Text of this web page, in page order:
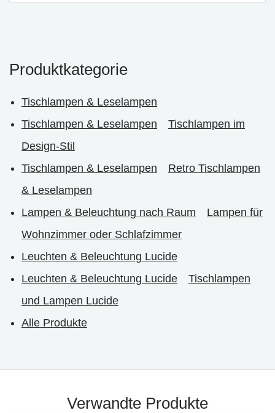
Produktkategorie
Tischlampen & Leselampen
Tischlampen & Leselampen
Tischlampen im
Design-Stil
Tischlampen & Leselampen
Retro Tischlampen
& Leselampen
Lampen & Beleuchtung nach Raum
Lampen für
Wohnzimmer oder Schlafzimmer
Leuchten & Beleuchtung Lucide
Leuchten & Beleuchtung Lucide
Tischlampen
und Lampen Lucide
Alle Produkte
Verwandte Produkte